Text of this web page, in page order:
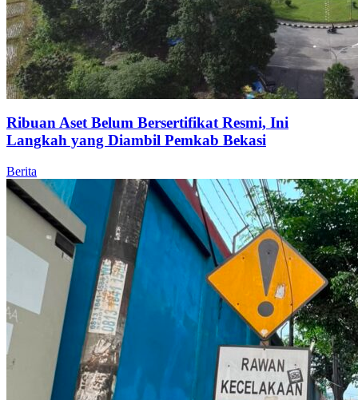
Ribuan Aset Belum Bersertifikat Resmi, Ini
Langkah yang Diambil Pemkab Bekasi
Berita